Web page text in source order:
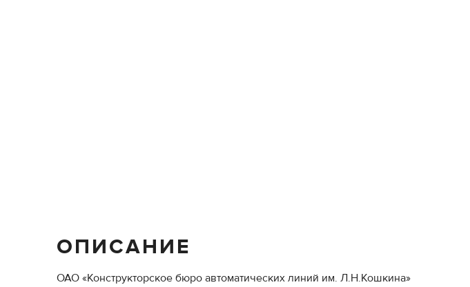
ОПИСАНИЕ
ОАО «Конструкторское бюро автоматических линий им. Л.Н.Кошкина»